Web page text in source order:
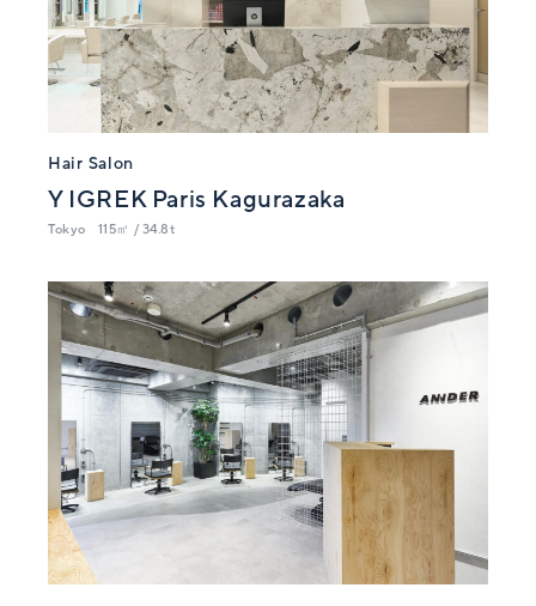
Hair Salon
Y IGREK Paris Kagurazaka
Tokyo 115㎡ / 34.8t